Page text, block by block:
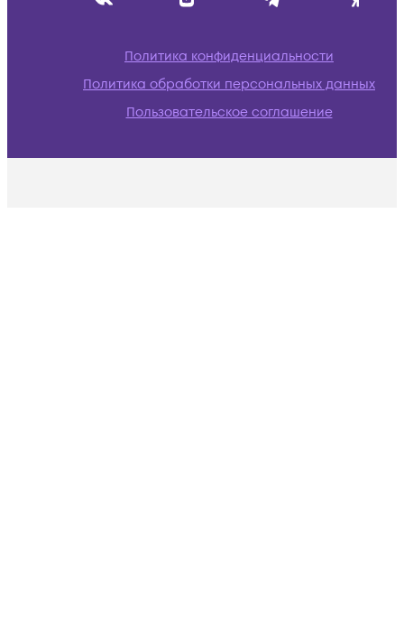
Политика конфиденциальности
Политика обработки персональных данных
Пользовательское соглашение